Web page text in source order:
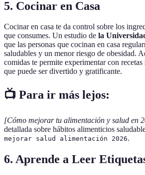
5. Cocinar en Casa
Cocinar en casa te da control sobre los
que consumes. Un estudio de la
que las personas que cocinan en casa
saludables y un menor riesgo de obesidad.
comidas te permite experimentar con
que puede ser divertido y gratificante.
📺 Para ir más lejos:
[Cómo mejorar tu alimentación y salud en
detallada sobre hábitos alimenticios
mejorar salud alimentación 2026.
6. Aprende a Leer